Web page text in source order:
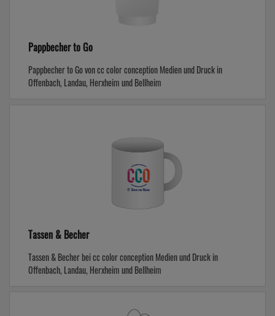
Pappbecher to Go
Pappbecher to Go von cc color conception Medien und Druck in
Offenbach, Landau, Herxheim und Bellheim
Tassen & Becher
Tassen & Becher bei cc color conception Medien und Druck in
Offenbach, Landau, Herxheim und Bellheim